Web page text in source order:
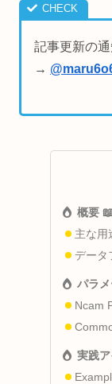
記事更新の
→
概要
主な用
データ
パラ
Ncam
実践